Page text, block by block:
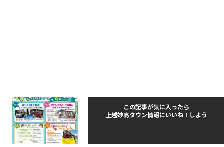
この記事が気に入ったら
上越妙高タウン情報にいいね！しよう